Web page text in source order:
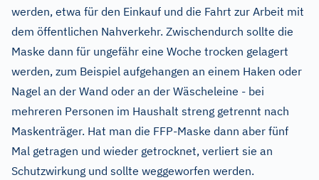
werden, etwa für den Einkauf und die Fahrt zur Arbeit mit
dem öffentlichen Nahverkehr. Zwischendurch sollte die
Maske dann für ungefähr eine Woche trocken gelagert
werden, zum Beispiel aufgehangen an einem Haken oder
Nagel an der Wand oder an der Wäscheleine - bei
mehreren Personen im Haushalt streng getrennt nach
Maskenträger. Hat man die FFP-Maske dann aber fünf
Mal getragen und wieder getrocknet, verliert sie an
Schutzwirkung und sollte weggeworfen werden.